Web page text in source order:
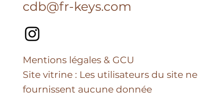
cdb@fr-keys.com
Mentions légales & GCU
Site vitrine : Les utilisateurs du site ne
fournissent aucune donnée